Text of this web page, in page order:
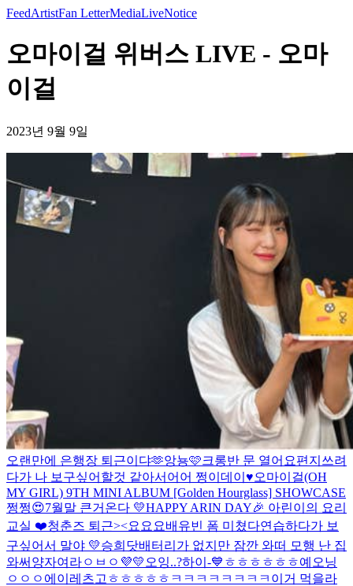
FeedArtistFan LetterMediaLiveNotice
오마이걸 위버스 LIVE - 오마
이걸
2023년 9월 9일
오랜만에 은행장 퇴근이댜🫶앙뇽🩷크롱반 문 열어요편지쓰려
다가 나 보구싶어할것 같아서어어 쩡이데이♥오마이걸(OH
MY GIRL) 9TH MINI ALBUM [Golden Hourglass] SHOWCASE
쩡쩡😍7월말 큰거온다 💛HAPPY ARIN DAY🎉 아린이의 요리
교실 ❤️청춘즈 퇴근><요요요배유빈 폼 미쳤다연습하다가 보
구싶어서 말야 💛승희닷배터리가 없지만 잠깐 와떠 모행 난 집
와써 양자여라ㅇㅂㅇ 💜💛 오잉..?하이-💙 ㅎㅎㅎㅎㅎㅎ예오닝
ㅇㅇㅇ 에이 레츠고 ㅎㅎㅎㅎㅎ ㅋㅋㅋㅋㅋㅋㅋㅋ 이거 먹을라